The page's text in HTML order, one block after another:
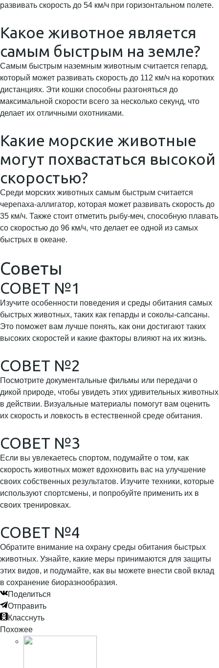
развивать скорость до 54 км/ч при горизонтальном полете.
Какое животное является
самым быстрым на земле?
Самым быстрым наземным животным считается гепард,
который может развивать скорость до 112 км/ч на коротких
дистанциях. Эти кошки способны разгоняться до
максимальной скорости всего за несколько секунд, что
делает их отличными охотниками.
Какие морские животные
могут похвастаться высокой
скоростью?
Среди морских животных самым быстрым считается
черепаха-аллигатор, которая может развивать скорость до
35 км/ч. Также стоит отметить рыбу-меч, способную плавать
со скоростью до 96 км/ч, что делает ее одной из самых
быстрых в океане.
Советы
СОВЕТ №1
Изучите особенности поведения и среды обитания самых
быстрых животных, таких как гепарды и соколы-сапсаны.
Это поможет вам лучше понять, как они достигают таких
высоких скоростей и какие факторы влияют на их жизнь.
СОВЕТ №2
Посмотрите документальные фильмы или передачи о
дикой природе, чтобы увидеть этих удивительных животных
в действии. Визуальные материалы помогут вам оценить
их скорость и ловкость в естественной среде обитания.
СОВЕТ №3
Если вы увлекаетесь спортом, подумайте о том, как
скорость животных может вдохновить вас на улучшение
своих собственных результатов. Изучите техники, которые
используют спортсмены, и попробуйте применить их в
своих тренировках.
СОВЕТ №4
Обратите внимание на охрану среды обитания быстрых
животных. Узнайте, какие меры принимаются для защиты
этих видов, и подумайте, как вы можете внести свой вклад
в сохранение биоразнообразия.
Поделиться
Отправить
Класснуть
Похожее